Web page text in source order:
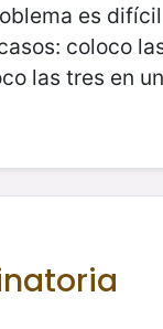
es
coloco
las tres en